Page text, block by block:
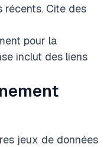
récents. Cite des
pour la
inclut des liens
jeux de données